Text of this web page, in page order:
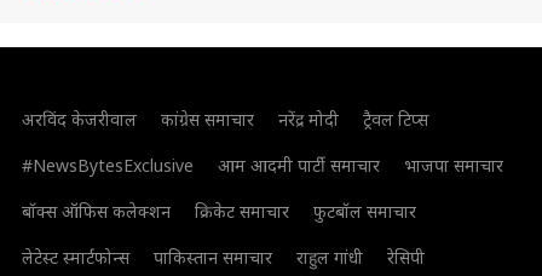
अरविंद केजरीवाल कांग्रेस समाचार नरेंद्र मोदी
ट्रैवल टिप्स
#NewsBytesExclusive
आम आदमी पार्टी समाचार
भाजपा समाचार
बॉक्स ऑफिस कलेक्शन
क्रिकेट समाचार
फुटबॉल समाचार
लेटेस्ट स्मार्टफोन्स
पाकिस्तान समाचार राहुल गांधी रेसिपी